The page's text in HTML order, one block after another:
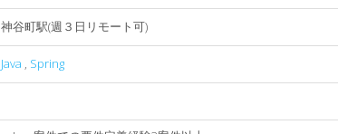
神谷町駅(週３日リモート可)
Java , Spring